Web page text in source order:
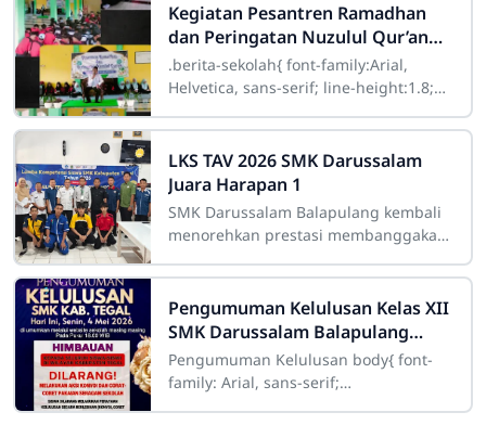
Kegiatan Pesantren Ramadhan
dan Peringatan Nuzulul Qur’an
SMK Darussalam Balapulang
Tahun 1447 H
.berita-sekolah{ font-family:Arial,
Helvetica, sans-serif; line-height:1.8;
sekolah
LKS TAV 2026 SMK Darussalam
Juara Harapan 1
SMK Darussalam Balapulang kembali
menorehkan prestasi membanggakan
(LKS) Teknik Audio Video Tingkat
Kabupaten
Pengumuman Kelulusan Kelas XII
SMK Darussalam Balapulang
Tahun 2025/2026
Pengumuman Kelulusan body{ font-
family: Arial, sans-serif;